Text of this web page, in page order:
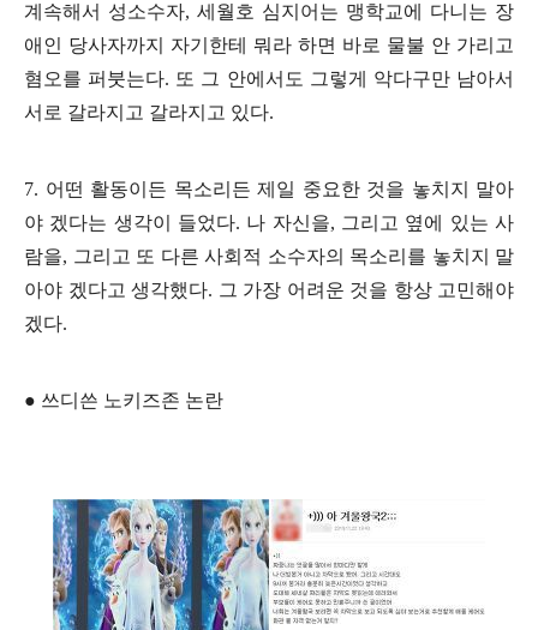
계속해서 성소수자, 세월호 심지어는 맹학교에 다니는 장
애인 당사자까지 자기한테 뭐라 하면 바로 물불 안 가리고
혐오를 퍼붓는다. 또 그 안에서도 그렇게 악다구만 남아서
서로 갈라지고 갈라지고 있다.
7. 어떤 활동이든 목소리든 제일 중요한 것을 놓치지 말아
야 겠다는 생각이 들었다. 나 자신을, 그리고 옆에 있는 사
람을, 그리고 또 다른 사회적 소수자의 목소리를 놓치지 말
아야 겠다고 생각했다. 그 가장 어려운 것을 항상 고민해야
겠다.
● 쓰디쓴 노키즈존 논란